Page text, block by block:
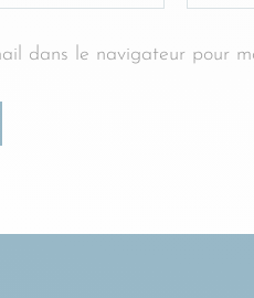
dans le navigateur pour